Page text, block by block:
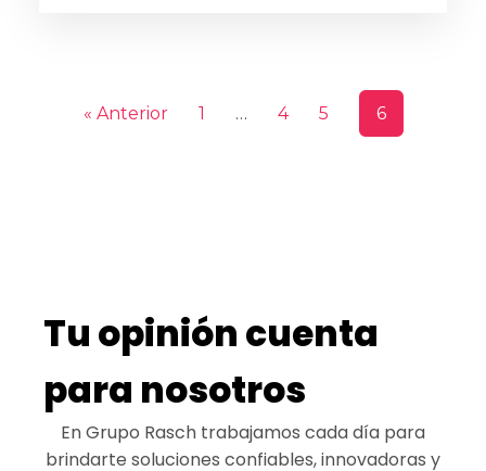
« Anterior 1 … 4 5 6
Tu opinión cuenta
para nosotros
En Grupo Rasch trabajamos cada día para
brindarte soluciones confiables, innovadoras y